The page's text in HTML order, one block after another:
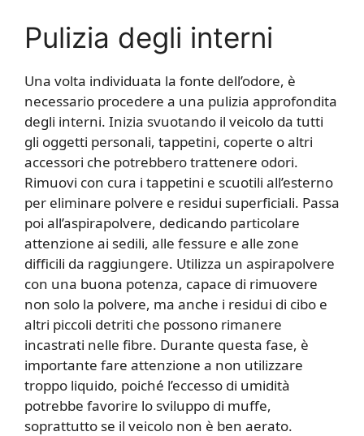
Pulizia degli interni
Una volta individuata la fonte dell’odore, è
necessario procedere a una pulizia approfondita
degli interni. Inizia svuotando il veicolo da tutti
gli oggetti personali, tappetini, coperte o altri
accessori che potrebbero trattenere odori.
Rimuovi con cura i tappetini e scuotili all’esterno
per eliminare polvere e residui superficiali. Passa
poi all’aspirapolvere, dedicando particolare
attenzione ai sedili, alle fessure e alle zone
difficili da raggiungere. Utilizza un aspirapolvere
con una buona potenza, capace di rimuovere
non solo la polvere, ma anche i residui di cibo e
altri piccoli detriti che possono rimanere
incastrati nelle fibre. Durante questa fase, è
importante fare attenzione a non utilizzare
troppo liquido, poiché l’eccesso di umidità
potrebbe favorire lo sviluppo di muffe,
soprattutto se il veicolo non è ben aerato.